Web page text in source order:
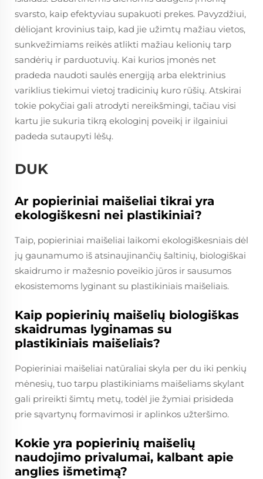
svarsto, kaip efektyviau supakuoti prekes. Pavyzdžiui,
dėliojant krovinius taip, kad jie užimtų mažiau vietos,
sunkvežimiams reikės atlikti mažiau kelionių tarp
sandėrių ir parduotuvių. Kai kurios įmonės net
pradeda naudoti saulės energiją arba elektrinius
variklius tiekimui vietoj tradicinių kuro rūšių. Atskirai
tokie pokyčiai gali atrodyti nereikšmingi, tačiau visi
kartu jie sukuria tikrą ekologinį poveikį ir ilgainiui
padeda sutaupyti lėšų.
DUK
Ar popieriniai maišeliai tikrai yra
ekologiškesni nei plastikiniai?
Taip, popieriniai maišeliai laikomi ekologiškesniais dėl
jų gaunamumo iš atsinaujinančių šaltinių, biologiškai
skaidrumo ir mažesnio poveikio jūros ir sausumos
ekosistemoms lyginant su plastikiniais maišeliais.
Kaip popierinių maišelių biologiškas
skaidrumas lyginamas su
plastikiniais maišeliais?
Popieriniai maišeliai natūraliai skyla per du iki penkių
mėnesių, tuo tarpu plastikiniams maišeliams skylant
gali prireikti šimtų metų, todėl jie žymiai prisideda
prie sąvartynų formavimosi ir aplinkos užteršimo.
Kokie yra popierinių maišelių
naudojimo privalumai, kalbant apie
anglies išmetimą?